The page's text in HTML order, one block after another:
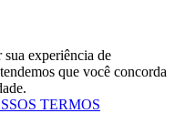
experiência de
que você concorda
TERMOS